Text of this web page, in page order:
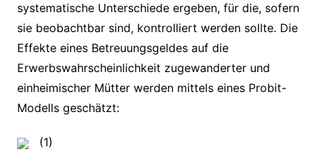
systematische Unterschiede ergeben, für die, sofern
sie beobachtbar sind, kontrolliert werden sollte. Die
Effekte eines Betreuungsgeldes auf die
Erwerbswahrscheinlichkeit zugewanderter und
einheimischer Mütter werden mittels eines Probit-
Modells geschätzt:
(1)